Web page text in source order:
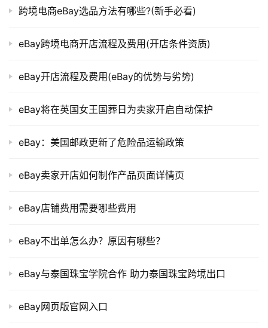
跨境电商eBay选品方法有哪些?(新手必看)
eBay跨境电商开店流程及费用(开店条件资质)
eBay开店流程及费用(eBay的优势与劣势)
eBay将在英国女王国葬日为卖家开启自动保护
eBay：美国邮政更新了危险品运输政策
eBay卖家开店如何制作产品页面详情页
eBay店铺费用需要哪些费用
eBay不出单怎么办？原因有哪些？
eBay与泰国珠宝学院合作 助力泰国珠宝跨境出口
eBay网页版官网入口